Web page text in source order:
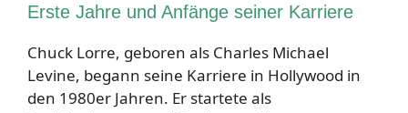
Erste Jahre und Anfänge seiner Karriere
Chuck Lorre, geboren als Charles Michael
Levine, begann seine Karriere in Hollywood in
den 1980er Jahren. Er startete als